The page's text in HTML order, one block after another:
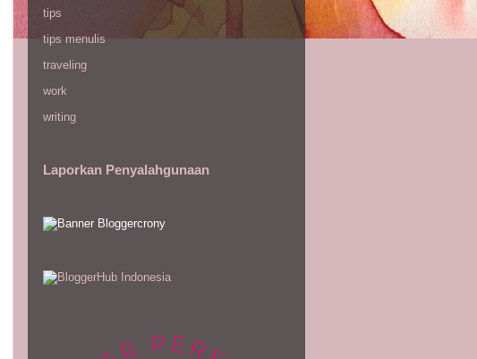
tips
tips menulis
traveling
work
writing
Laporkan Penyalahgunaan